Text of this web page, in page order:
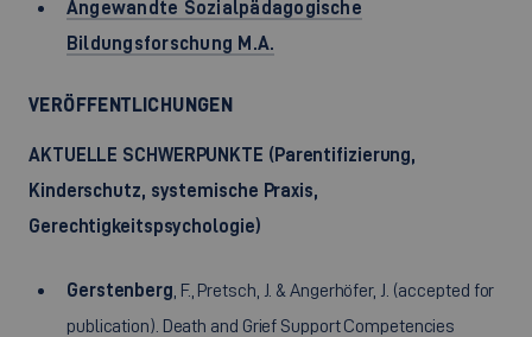
Angewandte Sozialpädagogische
Bildungsforschung M.A.
VERÖFFENTLICHUNGEN
AKTUELLE SCHWERPUNKTE (Parentifizierung,
Kinderschutz, systemische Praxis,
Gerechtigkeitspsychologie)
Gerstenberg , F., Pretsch, J. & Angerhöfer, J. (accepted for
publication). Death and Grief Support Competencies